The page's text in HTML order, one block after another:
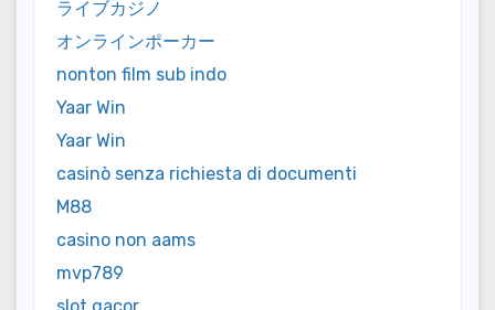
ライブカジノ
オンラインポーカー
nonton film sub indo
Yaar Win
Yaar Win
casinò senza richiesta di documenti
M88
casino non aams
mvp789